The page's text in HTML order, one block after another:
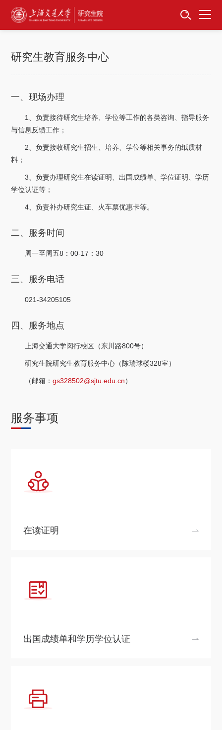
首页
培养服务
学位学科
卓越工程师
专项工作
关于我们
选择身份
信息系统
研究生教育服务中心
一、现场办理
1、负责接待研究生培养、学位等工作的各类咨询、指导服务
与信息反馈工作；
2、负责接收研究生招生、培养、学位等相关事务的纸质材
料；
3、负责办理研究生在读证明、出国成绩单、学位证明、学历
学位认证等；
4、负责补办研究生证、火车票优惠卡等。
二、服务时间
周一至周五8：00-17：30
三、服务电话
021-34205105
四、服务地点
上海交通大学闵行校区（东川路800号）
研究生院研究生教育服务中心（陈瑞球楼328室）
（邮箱：gs328502@sjtu.edu.cn）
服务事项
在读证明
出国成绩单和学历学位认证